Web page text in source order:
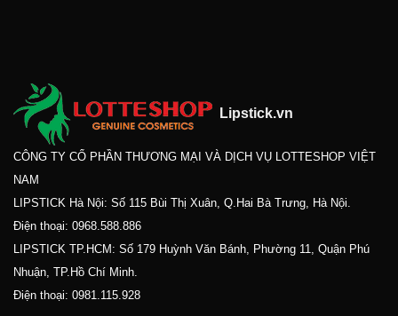
Lipstick.vn
CÔNG TY CỔ PHẦN THƯƠNG MẠI VÀ DỊCH VỤ LOTTESHOP VIỆT
NAM
LIPSTICK Hà Nội: Số 115 Bùi Thị Xuân, Q.Hai Bà Trưng, Hà Nội.
Điện thoại: 0968.588.886
LIPSTICK TP.HCM: Số 179 Huỳnh Văn Bánh, Phường 11, Quận Phú
Nhuận, TP.Hồ Chí Minh.
Điện thoại: 0981.115.928